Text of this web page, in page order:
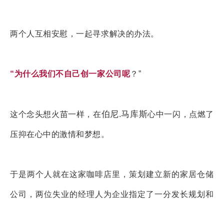
两个人互相安慰，一起寻求解决的办法。
“为什么我们不自己创一家公司呢？”
这个念头想火苗一样，在伯尼.马库斯心中一闪，点燃了
压抑在心中的激情和梦想。
于是两个人就在这家咖啡店里，策划建立新的家居仓储
公司，两位失业的经理人为企业指定了一分发长规划和